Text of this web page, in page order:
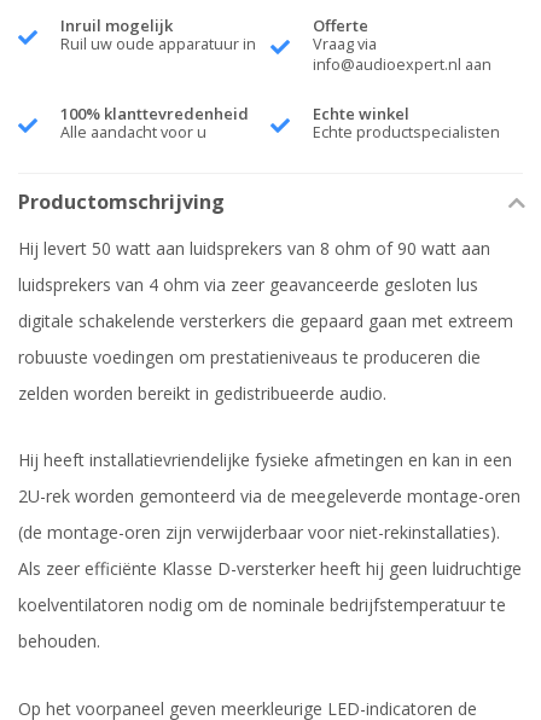
Inruil mogelijk
Ruil uw oude apparatuur in
Offerte
Vraag via
info@audioexpert.nl aan
100% klanttevredenheid
Alle aandacht voor u
Echte winkel
Echte productspecialisten
Productomschrijving
Hij levert 50 watt aan luidsprekers van 8 ohm of 90 watt aan
luidsprekers van 4 ohm via zeer geavanceerde gesloten lus
digitale schakelende versterkers die gepaard gaan met extreem
robuuste voedingen om prestatieniveaus te produceren die
zelden worden bereikt in gedistribueerde audio.
Hij heeft installatievriendelijke fysieke afmetingen en kan in een
2U-rek worden gemonteerd via de meegeleverde montage-oren
(de montage-oren zijn verwijderbaar voor niet-rekinstallaties).
Als zeer efficiënte Klasse D-versterker heeft hij geen luidruchtige
koelventilatoren nodig om de nominale bedrijfstemperatuur te
behouden.
Op het voorpaneel geven meerkleurige LED-indicatoren de